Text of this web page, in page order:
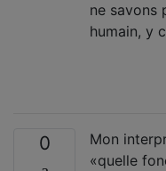
ne savons
humain, y
0
Mon
«quelle